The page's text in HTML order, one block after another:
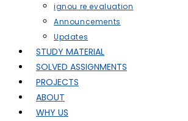
ignou re evaluation
Announcements
Updates
STUDY MATERIAL
SOLVED ASSIGNMENTS
PROJECTS
ABOUT
WHY US